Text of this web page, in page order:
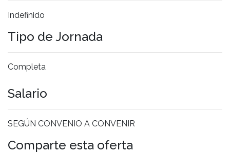
Indefinido
Tipo de Jornada
Completa
Salario
SEGÚN CONVENIO A CONVENIR
Comparte esta oferta